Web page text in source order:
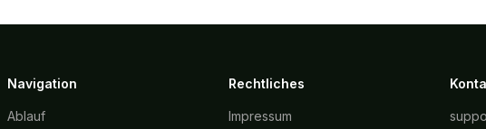
Navigation
Ablauf
Rechtliches
Impressum